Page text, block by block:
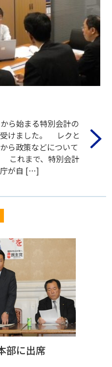
ら始まる特別会計の
受けました。 レクと
ら政策などについて
これまで、特別会計
庁が自 […]
部に出席